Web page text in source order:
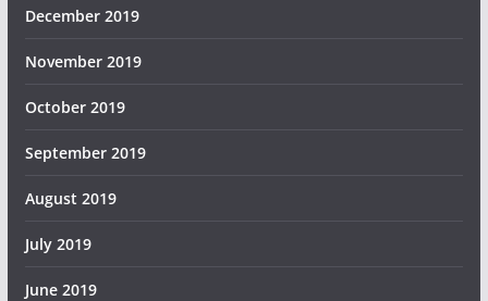
December 2019
November 2019
October 2019
September 2019
August 2019
July 2019
June 2019